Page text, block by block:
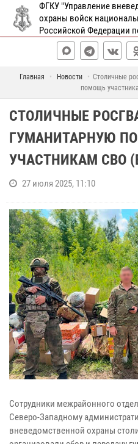
ФГКУ "Управление
охраны войск
Российской Федерации
Главная Новости
Столичные
помощь
СТОЛИЧНЫЕ
ГУМАНИТАРНУЮ
УЧАСТНИКАМ СВО
27 июля 2025, 11:10
Сотрудники межрайонного
Северо-Западному
вневедомственной охраны